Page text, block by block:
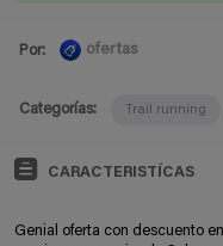
Por: ofertas
Categorías: Trail running
CARACTERISTÍCAS
Genial oferta con descuento